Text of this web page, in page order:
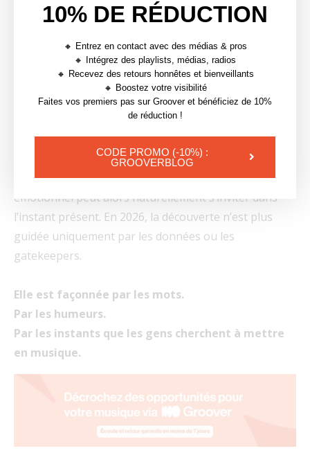
Les Prompted Playlists ne remplaceront pas les
plus les recommandations algorithmiques.
Elles ajoutent une troisième couche. Une couche
construite autour de l’intention.
Au lieu d’attendre que la plateforme devine ce que
l’auditeur veut écouter, les utilisateurs l’expriment
directement. La musique qui correspond à cet espace
émotionnel peut alors naturellement s’inviter dans
l’instant présent. En 2026, la découverte n’est plus
guidée uniquement par les données ou les
gatekeepers.
Elle est façonnée par les mots.
Par les humeurs.
Par les instants que les gens cherchent à mettre
en musique.
10% DE RÉDUCTION
🔸 Entrez en contact avec des médias & pros
🔸 Intégrez des playlists, médias, radios
🔸 Recevez des retours honnêtes et bienveillants
🔸 Boostez votre visibilité
Faites vos premiers pas sur Groover et bénéficiez de 10%
de réduction !
CODE PROMO (-10%) :
GROOVERBLOG